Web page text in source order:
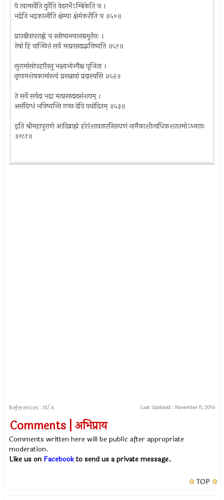
ये त्वामार्येति दुर्गेति वेदगर्भेऽम्बिकेति च ।
भद्रेति भद्रकालीति क्षेम्या क्षेमंकरीति च ॥५०॥
प्रातश्चैवापराह्णे च स्तोष्यन्त्यानम्रमूर्तयः ।
तेषां हि वाञ्छितं सर्वं मत्प्रसादाद्भविष्यति ॥५१॥
सुरामांसोपहारैस्तु भक्ष्यभोज्यैश्च पूजिता ।
नृणामशेषकामांस्त्वं प्रसन्नायां प्रदास्यसि ॥५२॥
ते सर्वे सर्वदा भद्रा मत्प्रसादादसंशयम् ।
असंदिग्धं भविष्यन्ति गच्छ देवि यथोदितम् ॥५३॥
इति श्रीमहापुराणे आदिब्राह्मे हरेरंशावतारनिरूपणं नामैकाशीत्यधिकशततमोऽध्यायः
॥१८१॥
References : N/A Last Updated : November 11, 2016
Comments | अभिप्राय
Comments written here will be public after appropriate
moderation.
Like us on Facebookto send us a private message.
TOP